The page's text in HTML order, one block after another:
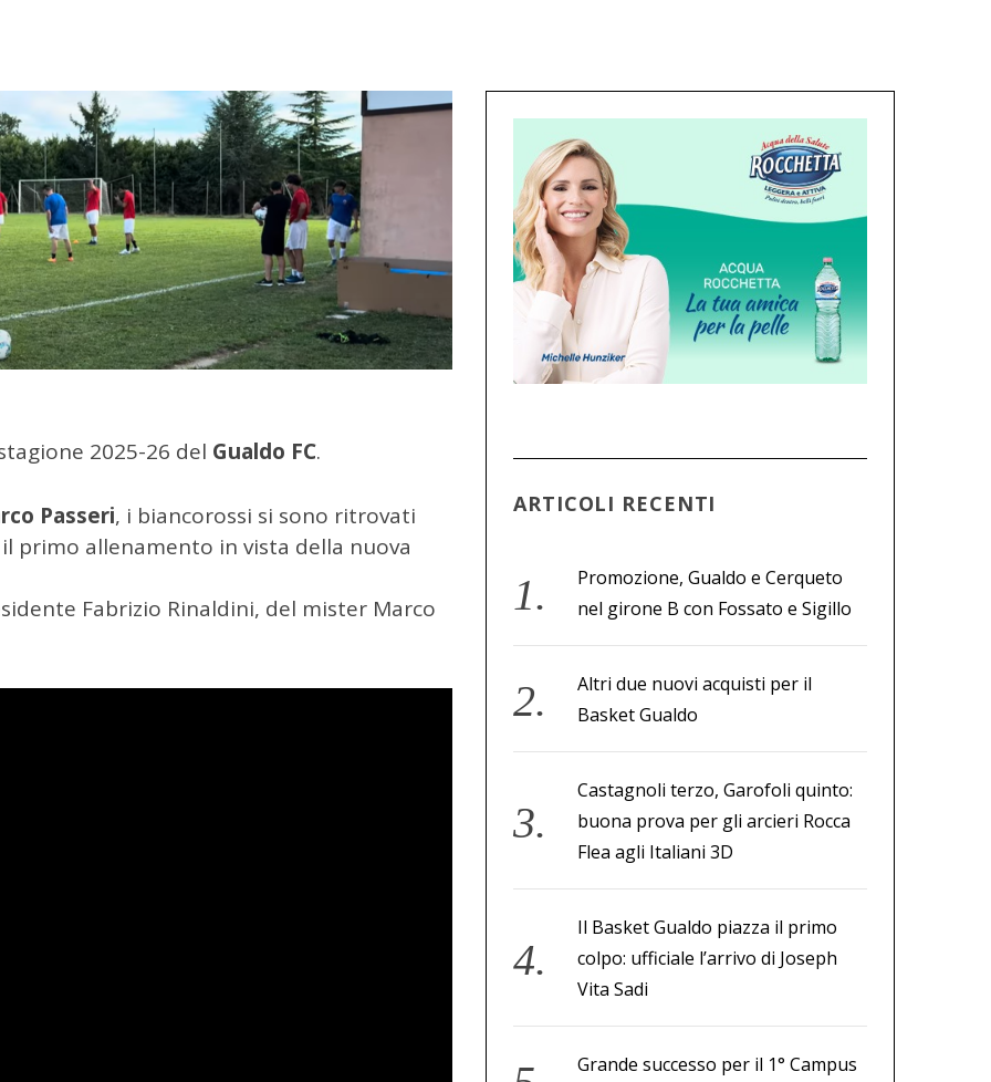
2025-26 del Gualdo FC.
Passeri, i biancorossi si sono ritrovati
primo allenamento in vista della nuova
Fabrizio Rinaldini, del mister Marco
ARTICOLI RECENTI
Promozione, Gualdo e Cerqueto
nel girone B con Fossato e Sigillo
Altri due nuovi acquisti per il
Basket Gualdo
Castagnoli terzo, Garofoli quinto:
buona prova per gli arcieri Rocca
Flea agli Italiani 3D
Il Basket Gualdo piazza il primo
colpo: ufficiale l’arrivo di Joseph
Vita Sadi
Grande successo per il 1° Campus